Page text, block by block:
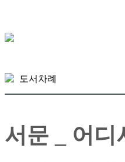
도서차례
서문 _ 어디